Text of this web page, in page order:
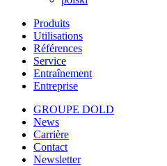
Produits
Utilisations
Références
Service
Entraînement
Entreprise
GROUPE DOLD
News
Carrière
Contact
Newsletter